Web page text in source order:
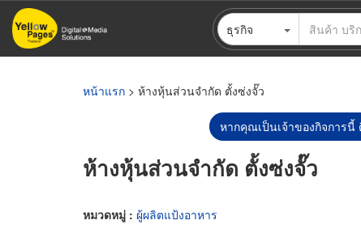
ข้าม
ไป
ธุรกิจ
หน้าแรก > ห้างหุ้นส่วนจำกัด ตั้งซ่งจั๊ว
หากคุณเป็นเจ้าของกิจการนี้
ห้างหุ้นส่วนจำกัด ตั้งซ่งจั๊ว
หมวดหมู่ : ผู้ผลิตแป้งอาหาร